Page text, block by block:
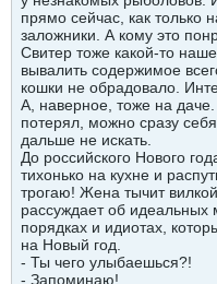
прямо сейчас, как только
заложники. А кому это
Свитер тоже какой-то
вывалить содержимое
кошки не обрадовало.
А, наверное, тоже на
потерял, можно сразу
дальше не искать.
До российского Нового
тихонько на кухне и
трогаю! Жена тычит
рассуждает об
порядках и идиотах,
на Новый год.
- Ты чего улыбаешься?!
- Запоминаю!